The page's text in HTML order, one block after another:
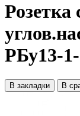
РБу13-
В закладки В